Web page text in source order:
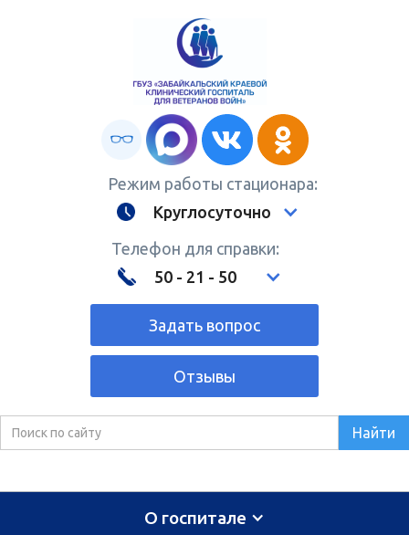
Режим работы стационара:
Круглосуточно
Телефон для справки:
50 - 21 - 50
Задать вопрос
Отзывы
О госпитале